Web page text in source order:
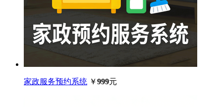
家政服务预约系统 ￥999元